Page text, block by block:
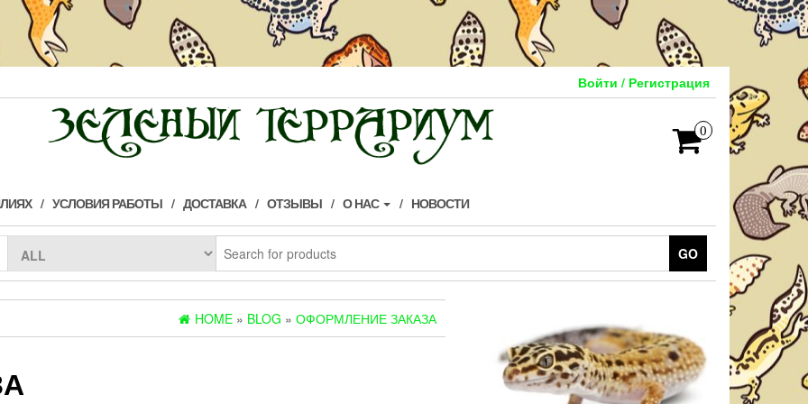
Войти / Регистрация
0
УСЛОВИЯ РАБОТЫ ДОСТАВКА ОТЗЫВЫ О НАС НОВОСТИ
GO
HOME » BLOG » ОФОРМЛЕНИЕ ЗАКАЗА